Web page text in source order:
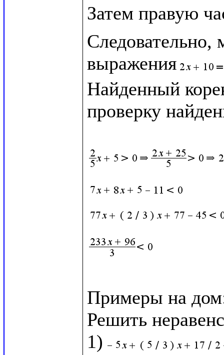
Затем правую
Следовательно,
выражения
Найденный
проверку
Примеры на
Решить
1)